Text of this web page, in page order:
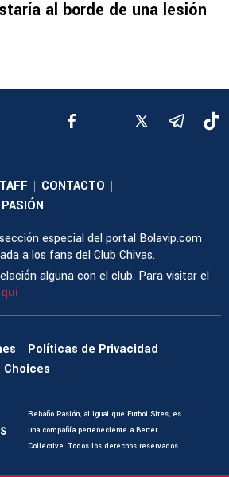
al borde de una lesión
| CONTACTO |
especial del portal Bolavip.com
a los fans del Club Chivas.
alguna con el club. Para visitar el
Políticas de Privacidad
Choices
Rebaño Pasión, al igual que Futbol Sites, es
una compañía perteneciente a Better
Collective. Todos los derechos reservados.